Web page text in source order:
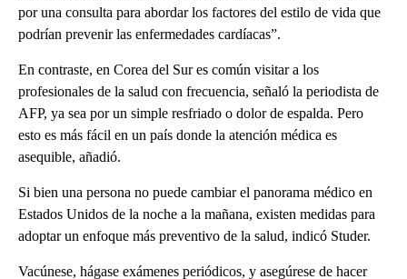
por una consulta para abordar los factores del estilo de vida que
podrían prevenir las enfermedades cardíacas”.
En contraste, en Corea del Sur es común visitar a los
profesionales de la salud con frecuencia, señaló la periodista de
AFP, ya sea por un simple resfriado o dolor de espalda. Pero
esto es más fácil en un país donde la atención médica es
asequible, añadió.
Si bien una persona no puede cambiar el panorama médico en
Estados Unidos de la noche a la mañana, existen medidas para
adoptar un enfoque más preventivo de la salud, indicó Studer.
Vacúnese, hágase exámenes periódicos, y asegúrese de hacer